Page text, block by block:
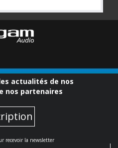
actualités de nos
nos partenaires
recevoir la newsletter